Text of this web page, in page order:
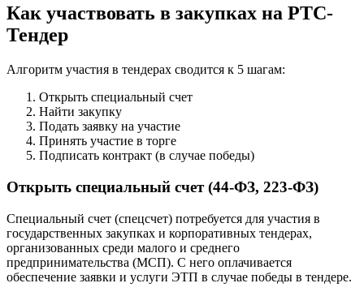
Как участвовать в закупках на РТС-
Тендер
Алгоритм участия в тендерах сводится к 5 шагам:
Открыть специальный счет
Найти закупку
Подать заявку на участие
Принять участие в торге
Подписать контракт (в случае победы)
Открыть специальный счет (44-ФЗ, 223-ФЗ)
Специальный счет (спецсчет) потребуется для участия в
государственных закупках и корпоративных тендерах,
организованных среди малого и среднего
предпринимательства (МСП). С него оплачивается
обеспечение заявки и услуги ЭТП в случае победы в тендере.